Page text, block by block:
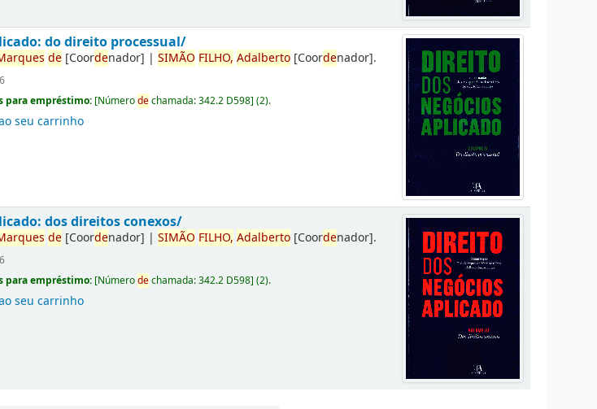
do direito processual/
de [Coordenador] |SIMÃO FILHO, Adalberto [Coordenador].
para empréstimo: [Númerodechamada:342.2 D598](2).
seu carrinho
dos direitos conexos/
de [Coordenador] |SIMÃO FILHO, Adalberto [Coordenador].
para empréstimo: [Númerodechamada:342.2 D598](2).
seu carrinho